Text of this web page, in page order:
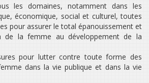
les domaines, notamment dans les
économique, social et culturel, toutes
pour assurer le total épanouissement et
de la femme au développement de la
pour lutter contre toute forme des
dans la vie publique et dans la vie